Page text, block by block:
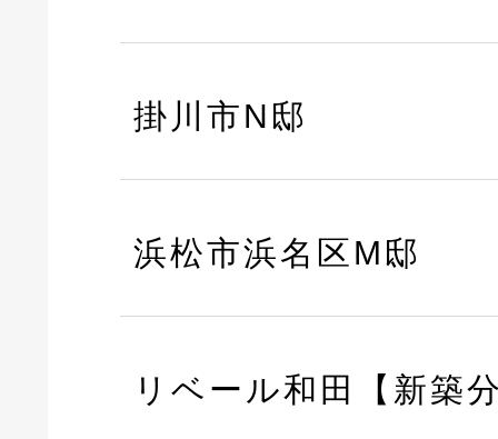
掛川市N邸
浜松市浜名区M邸
リベール和田【新築